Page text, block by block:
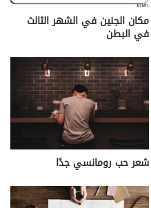
مكان الجنين في الشهر الثالث
في البطن
شعر حب رومانسي جدًا